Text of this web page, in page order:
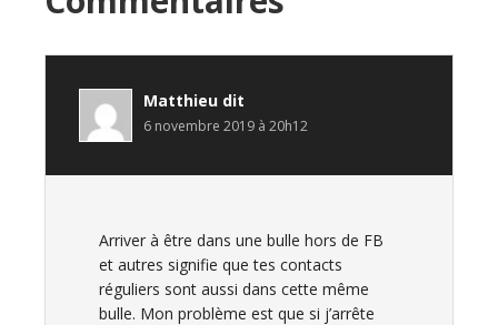
du
lecteur
Matthieu dit
6 novembre 2019 à 20h12
Arriver à être dans une bulle hors de FB
et autres signifie que tes contacts
réguliers sont aussi dans cette même
bulle. Mon problème est que si j’arrête